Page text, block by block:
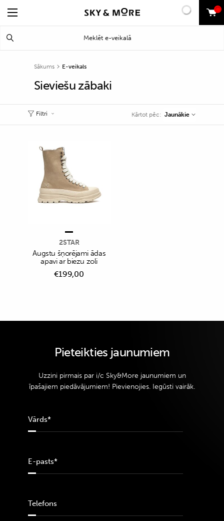
0
Sākums E-veikals
Sieviešu zābaki
Filtri Kārtot pēc: Jaunākie
2STAR
Augstu šņorējami ādas
apavi ar biezu zoli
€199,00
Pieteikties jaunumiem
Uzzini pirmais par i/c Sky&More jaunumiem un
īpašajiem piedāvājumiem! Pievienojies. Iegūsti vairāk.